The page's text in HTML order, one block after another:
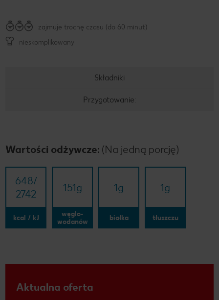
zajmuje trochę czasu (do 60 minut)
nieskomplikowany
Składniki
Przygotowanie:
Wartości odżywcze: (Na jedną porcję)
648/​
2742
kcal / kJ
151g
węglo-
wodanów
1g
białka
1g
tłuszczu
Aktualna oferta